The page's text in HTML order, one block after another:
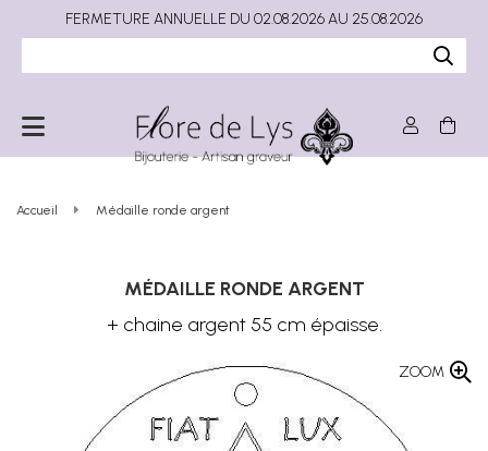
Accueil Médaille ronde argent
MÉDAILLE RONDE ARGENT
+ chaine argent 55 cm épaisse.
ZOOM
FERMETURE ANNUELLE DU 02.08.2026 AU 25.08.2026